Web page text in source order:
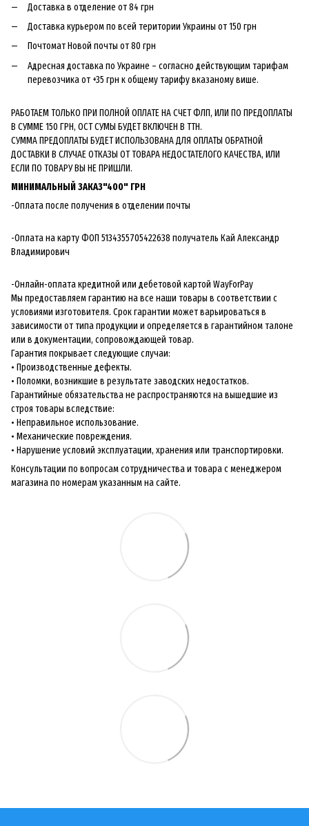
Доставка в отделение от 84 грн
Доставка курьером по всей територии Украины от 150 грн
Почтомат Новой почты от 80 грн
Адресная доставка по Украине – согласно действующим тарифам
перевозчика от +35 грн к общему тарифу вказаному више.
РАБОТАЕМ ТОЛЬКО ПРИ ПОЛНОЙ ОПЛАТЕ НА СЧЕТ ФЛП, ИЛИ ПО ПРЕДОПЛАТЫ
В СУММЕ 150 ГРН, ОСТ СУМЫ БУДЕТ ВКЛЮЧЕН В ТТН.
СУММА ПРЕДОПЛАТЫ БУДЕТ ИСПОЛЬЗОВАНА ДЛЯ ОПЛАТЫ ОБРАТНОЙ
ДОСТАВКИ В СЛУЧАЕ ОТКАЗЫ ОТ ТОВАРА НЕДОСТАТЕЛОГО КАЧЕСТВА, ИЛИ
ЕСЛИ ПО ТОВАРУ ВЫ НЕ ПРИШЛИ.
МИНИМАЛЬНЫЙ ЗАКАЗ"400" ГРН
-Оплата после получения в отделении почты
-Оплата на карту ФОП 5134355705422638 получатель Кай Александр
Владимирович
-Онлайн-оплата кредитной или дебетовой картой WayForPay
Мы предоставляем гарантию на все наши товары в соответствии с
условиями изготовителя. Срок гарантии может варьироваться в
зависимости от типа продукции и определяется в гарантийном талоне
или в документации, сопровождающей товар.
Гарантия покрывает следующие случаи:
• Производственные дефекты.
• Поломки, возникшие в результате заводских недостатков.
Гарантийные обязательства не распространяются на вышедшие из
строя товары вследствие:
• Неправильное использование.
• Механические повреждения.
• Нарушение условий эксплуатации, хранения или транспортировки.
Консультации по вопросам сотрудничества и товара с менеджером
магазина по номерам указанным на сайте.